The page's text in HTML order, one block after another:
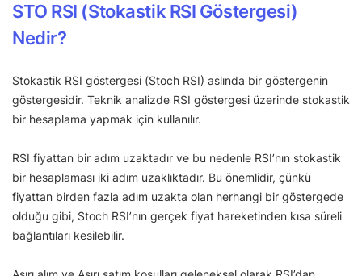
STO RSI (Stokastik RSI Göstergesi)
Nedir?
Stokastik RSI göstergesi (Stoch RSI) aslında bir göstergenin
göstergesidir. Teknik analizde RSI göstergesi üzerinde stokastik
bir hesaplama yapmak için kullanılır.
RSI fiyattan bir adım uzaktadır ve bu nedenle RSI’nın stokastik
bir hesaplaması iki adım uzaklıktadır. Bu önemlidir, çünkü
fiyattan birden fazla adım uzakta olan herhangi bir göstergede
olduğu gibi, Stoch RSI’nın gerçek fiyat hareketinden kısa süreli
bağlantıları kesilebilir.